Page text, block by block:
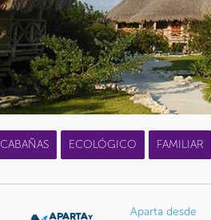
CABAÑAS ECOLÓGICO FAMILIAR
Aparta desde